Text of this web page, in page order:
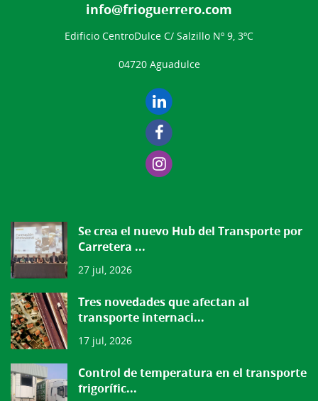
info@frioguerrero.com
Edificio CentroDulce C/ Salzillo Nº 9, 3ºC
04720 Aguadulce
Se crea el nuevo Hub del Transporte por
Carretera ...
27 jul, 2026
Tres novedades que afectan al
transporte internaci...
17 jul, 2026
Control de temperatura en el transporte
frigorífic...